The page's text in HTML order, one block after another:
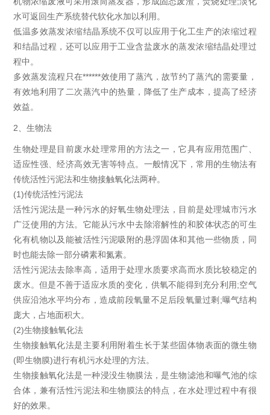
水可返回生产系统替代软化水加以利用。
低温多效蒸发浓缩结晶系统不仅可以应用于化工生产的浓缩过程
和结晶过程，还可以应用于工业含盐废水的蒸发浓缩结晶处理过
程中。
多效蒸发流程只在******效使用了蒸汽，故节约了蒸汽的需要量，
有效地利用了二次蒸汽中的热量，降低了生产成本，提高了经济
效益。
2、生物法
生物处理是目前废水处理常用的方法之一，它具有应用范围广、
适应性强、经济高效无害等特点。一般情况下，常用的生物法有
传统活性污泥法和生物接触氧化法两种。
(1)传统活性污泥法
活性污泥法是一种污水的好氧生物处理法，目前是处理城市污水
广泛使用的方法。它能从污水中去除溶解性的和胶体状态的可生
化有机物以及能被活性污泥吸附的悬浮固体和其他一些物质，同
时也能去除一部分磷素和氮素。
活性污泥法去除率高，适用于处理水质要求高而水质比较稳定的
废水。但是不善于适应水质的变化，供氧不能得到充分利用;空气
供应沿池水平均分布，造成前段氧量不足后段氧量过剩;曝气结构
庞大，占地面积大。
(2)生物接触氧化法
生物接触氧化法是主要利用附着生长于某些固体物表面的微生物
(即生物膜)进行有机污水处理的方法。
生物接触氧化法是一种浸没生物膜法，是生物滤池和曝气池的综
合体，兼有活性污泥法和生物膜法的特点，在水处理过程中有很
好的效果。